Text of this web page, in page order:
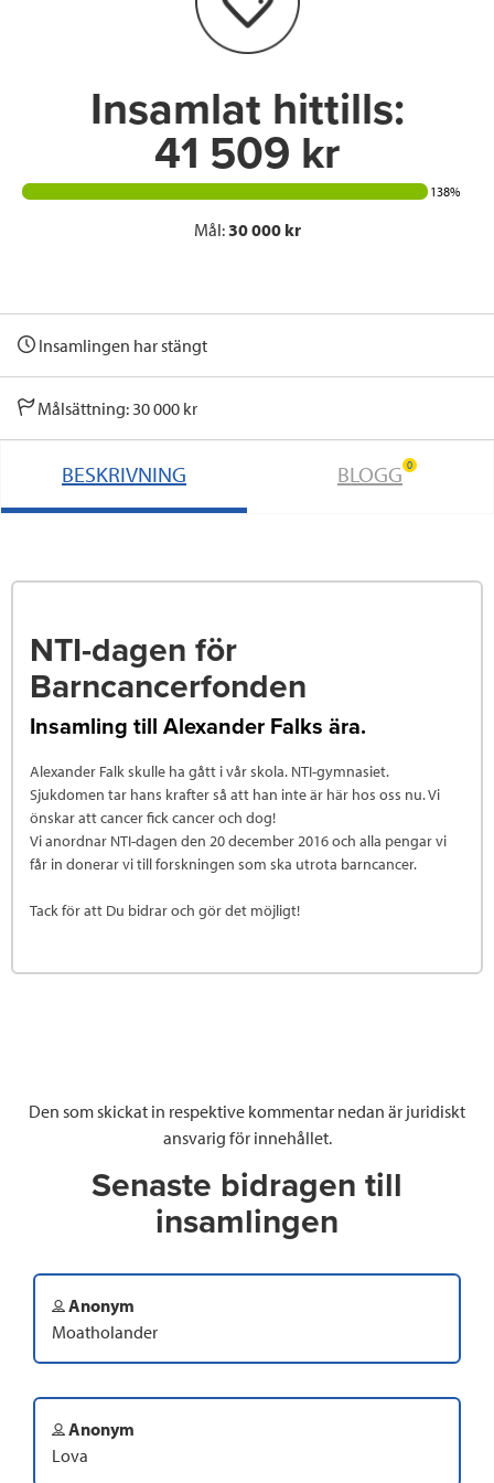
I
n
Insamlat hittills:
41 509 kr
138%
Mål:30 000 kr
Insamlingen har stängt
Målsättning: 30 000 kr
BESKRIVNING BLOGG 0
NTI-dagen för
Barncancerfonden
Insamling till Alexander Falks ära.
Alexander Falk skulle ha gått i vår skola. NTI-gymnasiet.
Sjukdomen tar hans krafter så att han inte är här hos oss nu. Vi
önskar att cancer fick cancer och dog!
Vi anordnar NTI-dagen den 20 december 2016 och alla pengar vi
får in donerar vi till forskningen som ska utrota barncancer.
Tack för att Du bidrar och gör det möjligt!
Den som skickat in respektive kommentar nedan är juridiskt
ansvarig för innehållet.
Senaste bidragen till
insamlingen
Anonym
Moatholander
Anonym
Lova